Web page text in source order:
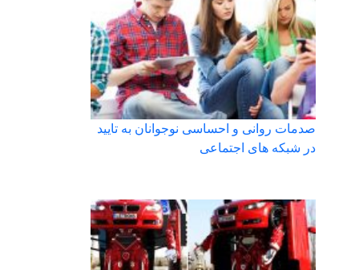
صدمات روانی و احساسی نوجوانان به تایید
در شبکه های اجتماعی